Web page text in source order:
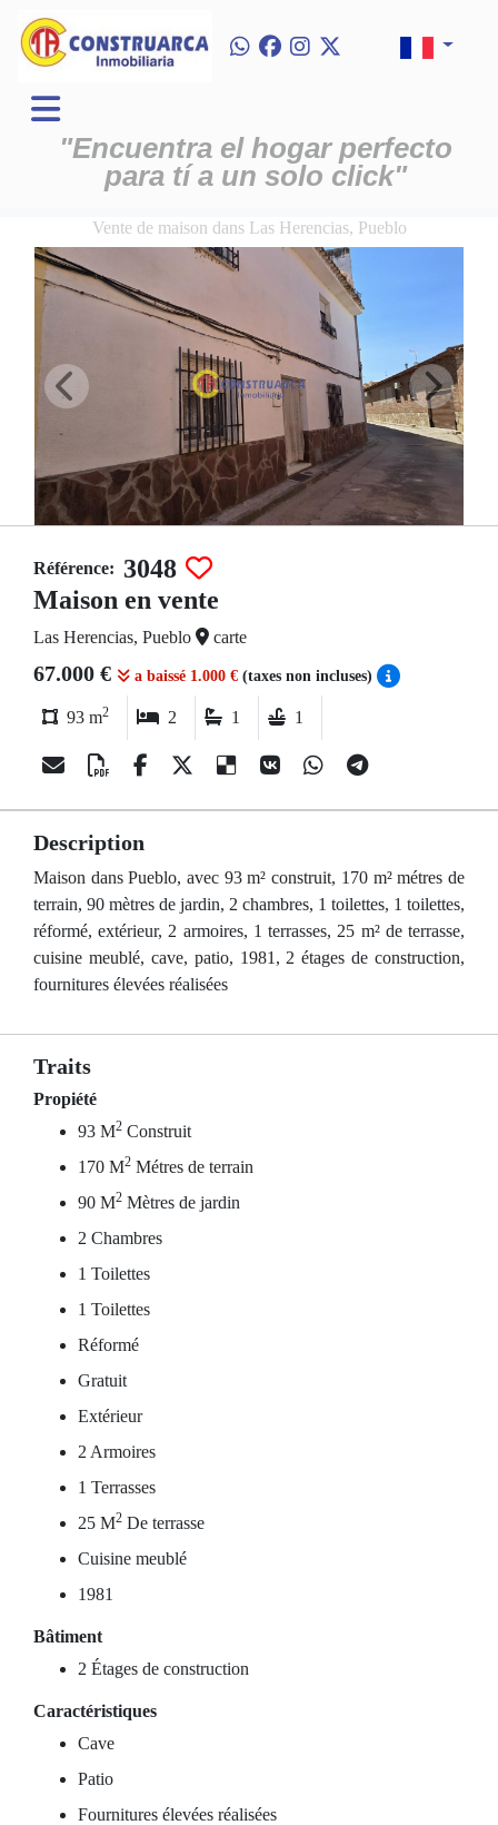
"Encuentra el hogar perfecto
para tí a un solo click"
Vente de maison dans Las Herencias, Pueblo
Référence: 3048
Maison en vente
Las Herencias, Pueblo carte
67.000 € a baissé 1.000 € (taxes non incluses)
93 m2 2 1 1
Description
Maison dans Pueblo, avec 93 m² construit, 170 m² métres de
terrain, 90 mètres de jardin, 2 chambres, 1 toilettes, 1 toilettes,
réformé, extérieur, 2 armoires, 1 terrasses, 25 m² de terrasse,
cuisine meublé, cave, patio, 1981, 2 étages de construction,
fournitures élevées réalisées
Traits
Propiété
93 M2 Construit
170 M2 Métres de terrain
90 M2 Mètres de jardin
2 Chambres
1 Toilettes
1 Toilettes
Réformé
Gratuit
Extérieur
2 Armoires
1 Terrasses
25 M2 De terrasse
Cuisine meublé
1981
Bâtiment
2 Étages de construction
Caractéristiques
Cave
Patio
Fournitures élevées réalisées